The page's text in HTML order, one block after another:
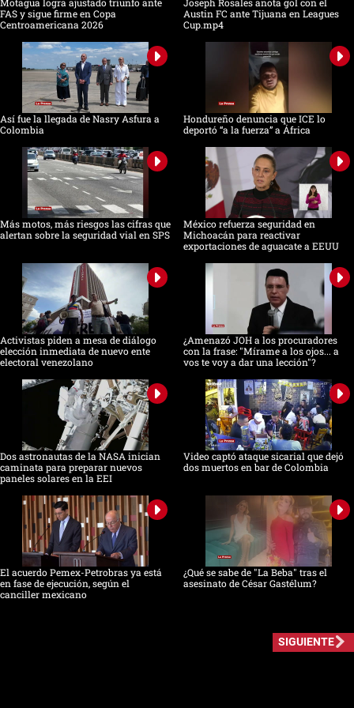
Motagua logra ajustado triunfo ante
FAS y sigue firme en Copa
Centroamericana 2026
Joseph Rosales anota gol con el
Austin FC ante Tijuana en Leagues
Cup.mp4
Así fue la llegada de Nasry Asfura a
Colombia
Hondureño denuncia que ICE lo
deportó “a la fuerza” a África
Más motos, más riesgos las cifras que
alertan sobre la seguridad vial en SPS
México refuerza seguridad en
Michoacán para reactivar
exportaciones de aguacate a EEUU
Activistas piden a mesa de diálogo
elección inmediata de nuevo ente
electoral venezolano
¿Amenazó JOH a los procuradores
con la frase: "Mírame a los ojos... a
vos te voy a dar una lección"?
Dos astronautas de la NASA inician
caminata para preparar nuevos
paneles solares en la EEI
Video captó ataque sicarial que dejó
dos muertos en bar de Colombia
El acuerdo Pemex-Petrobras ya está
en fase de ejecución, según el
canciller mexicano
¿Qué se sabe de "La Beba" tras el
asesinato de César Gastélum?
SIGUIENTE